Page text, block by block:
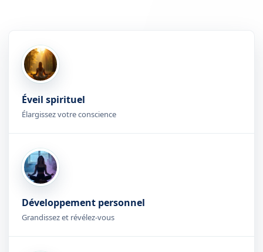
Éveil spirituel
Élargissez votre conscience
Développement personnel
Grandissez et révélez-vous